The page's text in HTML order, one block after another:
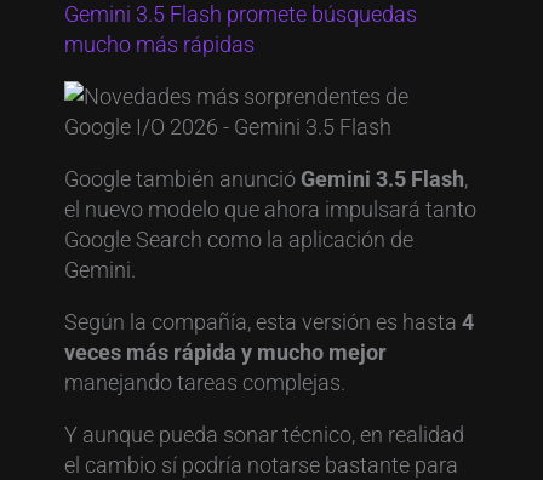
Gemini 3.5 Flash promete búsquedas
mucho más rápidas
Google también anunció Gemini 3.5 Flash,
el nuevo modelo que ahora impulsará tanto
Google Search como la aplicación de
Gemini.
Según la compañía, esta versión es hasta 4
veces más rápida y mucho mejor
manejando tareas complejas.
Y aunque pueda sonar técnico, en realidad
el cambio sí podría notarse bastante para